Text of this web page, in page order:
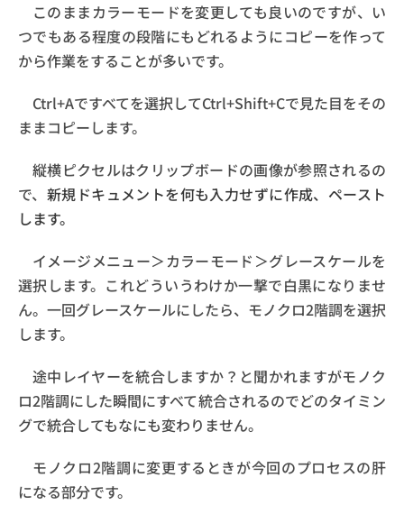
このままカラーモードを変更しても良いのですが、い
つでもある程度の段階にもどれるようにコピーを作って
から作業をすることが多いです。
Ctrl+Aですべてを選択してCtrl+Shift+Cで見た目をその
ままコピーします。
縦横ピクセルはクリップボードの画像が参照されるの
で、 新規ドキュメントを何も入力せずに作成、ペースト
します。
イメージメニュー＞カラーモード＞グレースケールを
選択します。これどういうわけか一撃で白黒になりませ
ん。一回グレースケールにしたら、モノクロ2階調を選択
します。
途中レイヤーを統合しますか？と聞かれますがモノク
ロ2階調にした瞬間にすべて統合されるのでどのタイミン
グで統合してもなにも変わりません。
モノクロ2階調に変更するときが今回のプロセスの肝
になる部分です。